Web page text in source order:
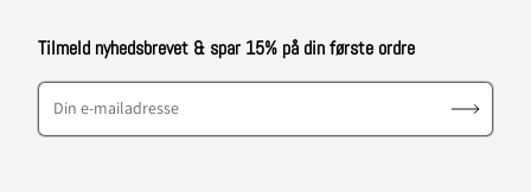
Tilmeld nyhedsbrevet & spar 15% på din første ordre
Din e-mailadresse